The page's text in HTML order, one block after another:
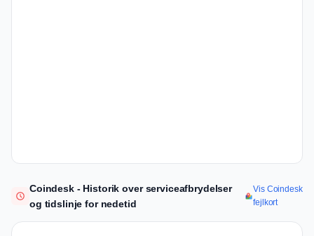
Coindesk - Historik over serviceafbrydelser
og tidslinje for nedetid
Vis Coindesk
fejlkort